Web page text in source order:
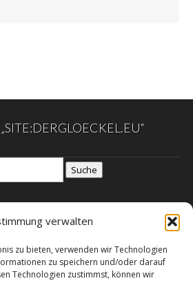
verwalten
zu bieten, verwenden wir Technologien
zu speichern und/oder darauf
Technologien zustimmst, können wir
Suche